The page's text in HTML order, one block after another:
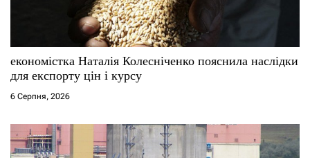
економістка Наталія Колесніченко пояснила наслідки
для експорту цін і курсу
6 Серпня, 2026